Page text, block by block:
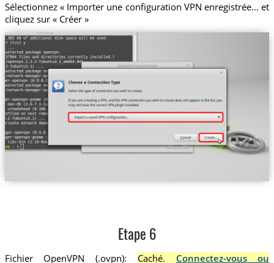
Sélectionnez « Importer une configuration VPN enregistrée... et
cliquez sur « Créer »
Etape 6
Fichier OpenVPN (.ovpn): Caché. Connectez-vous ou